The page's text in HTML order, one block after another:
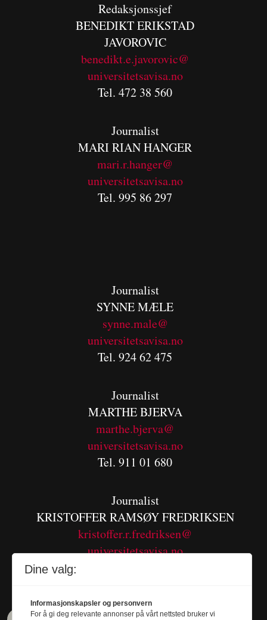
Redaksjonssjef
BENEDIKTERIKSTAD
JAVOROVIC
benedikt.e.javorovic@
universitetsavisa.no
Tel. 472 38 560
Journalist
MARI RIAN HANGER
mari.r.hanger@
universitetsavisa.no
Tel. 995 86 297
Journalist
SYNNE MÆLE
synne.male@
universitetsavisa.no
Tel. 924 62 475
Journalist
MARTHE BJERVA
marthe.bjerva@
universitetsavisa.no
Tel. 911 01 680
Journalist
KRISTOFFER RAMSØY FREDRIKSEN
kristoffer.r.fredriksen@
universitetsavisa.no
Dine valg:
Informasjonskapsler og personvern
For å gi deg relevante annonser på vårt nettsted bruker vi